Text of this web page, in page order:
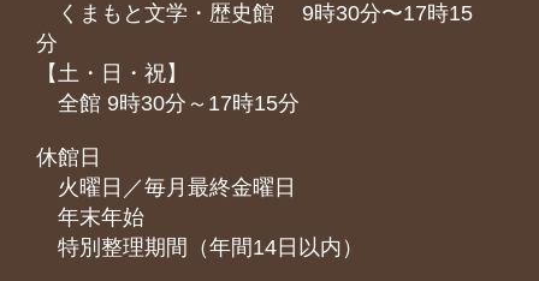
くまもと⽂学・歴史館 9時30分〜17時15
分
【土・日・祝】
全館 9時30分～17時15分
休館日
火曜日／毎月最終金曜日
年末年始
特別整理期間（年間14日以内）